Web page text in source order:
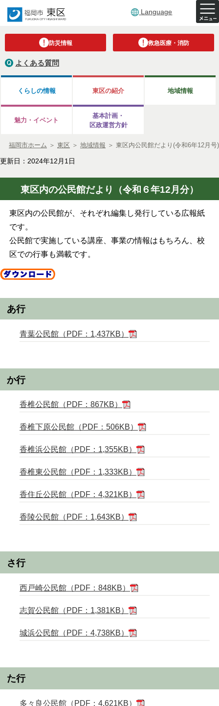
Language
防災情報 救急医療・消防
よくある質問
くらしの情報 東区の紹介 地域情報
魅力・イベント
基本計画・
区政運営方針
福岡市ホーム ＞ 東区 ＞ 地域情報 ＞ 東区内公民館だより(令和6年12月号)
更新日：2024年12月1日
東区内の公民館だより（令和６年12月分）
東区内の公民館が、それぞれ編集し発行している広報紙
です。
公民館で実施している講座、事業の情報はもちろん、校
区での行事も満載です。
あ行
青葉公民館（PDF：1,437KB）
か行
香椎公民館（PDF：867KB）
香椎下原公民館（PDF：506KB）
香椎浜公民館（PDF：1,355KB）
香椎東公民館（PDF：1,333KB）
香住丘公民館（PDF：4,321KB）
香陵公民館（PDF：1,643KB）
さ行
西戸崎公民館（PDF：848KB）
志賀公民館（PDF：1,381KB）
城浜公民館（PDF：4,738KB）
た行
多々良公民館（PDF：4,621KB）